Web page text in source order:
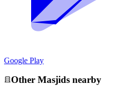
Google Play
Other Masjids nearby